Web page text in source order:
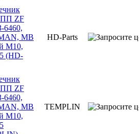
ZF
6460,
MB
M10,
(HD-
HD-Parts
ZF
6460,
MB
M10,
TEMPLIN